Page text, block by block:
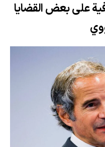
على بعض القضايا